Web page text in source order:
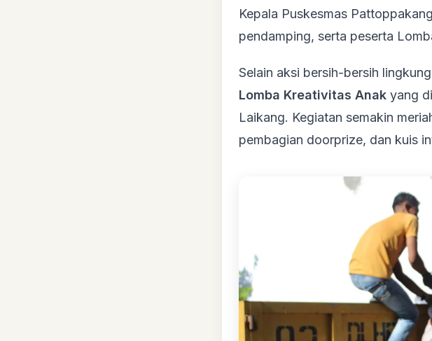
Kepala Puskesmas
pendamping, serta peserta
Selain aksi bersih-bersih
Lomba Kreativitas Anak yang
Laikang. Kegiatan semakin
pembagian doorprize, dan kuis